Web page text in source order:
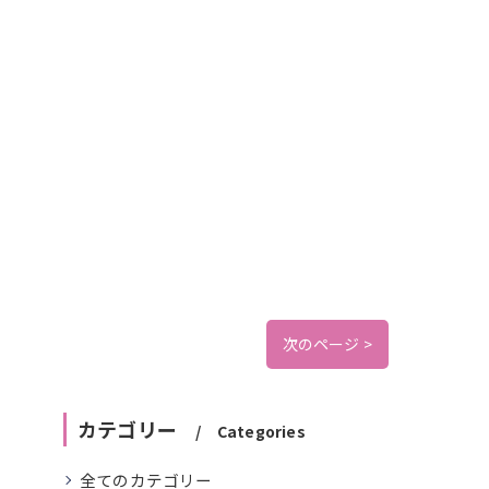
次のページ >
カテゴリー Categories
全てのカテゴリー